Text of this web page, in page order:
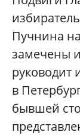
Пучнина
замечены
руководит
в
бывшей